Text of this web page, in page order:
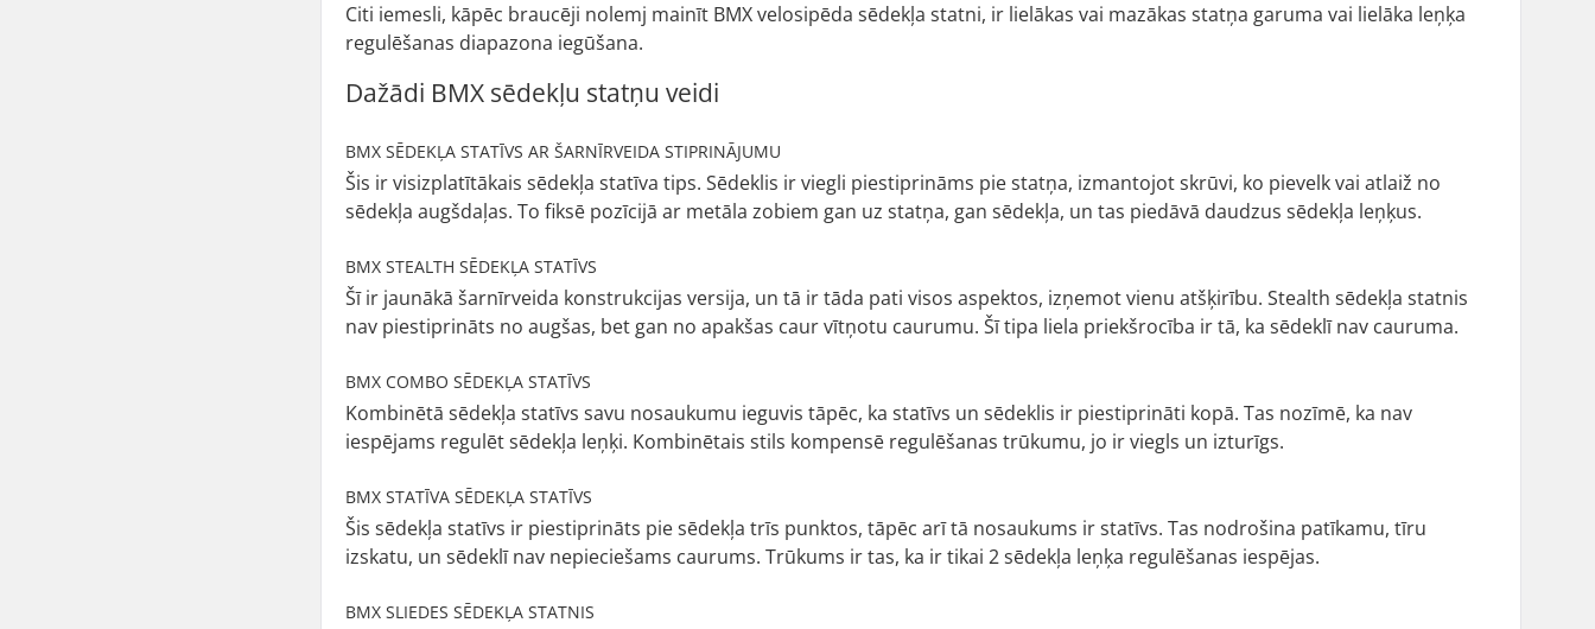
Citi iemesli, kāpēc braucēji nolemj mainīt BMX velosipēda sēdekļa statni, ir lielākas vai mazākas statņa garuma vai lielāka leņķa
regulēšanas diapazona iegūšana.
Dažādi BMX sēdekļu statņu veidi
BMX SĒDEKĻA STATĪVS AR ŠARNĪRVEIDA STIPRINĀJUMU
Šis ir visizplatītākais sēdekļa statīva tips. Sēdeklis ir viegli piestiprināms pie statņa, izmantojot skrūvi, ko pievelk vai atlaiž no
sēdekļa augšdaļas. To fiksē pozīcijā ar metāla zobiem gan uz statņa, gan sēdekļa, un tas piedāvā daudzus sēdekļa leņķus.
BMX STEALTH SĒDEKĻA STATĪVS
Šī ir jaunākā šarnīrveida konstrukcijas versija, un tā ir tāda pati visos aspektos, izņemot vienu atšķirību. Stealth sēdekļa statnis
nav piestiprināts no augšas, bet gan no apakšas caur vītņotu caurumu. Šī tipa liela priekšrocība ir tā, ka sēdeklī nav cauruma.
BMX COMBO SĒDEKĻA STATĪVS
Kombinētā sēdekļa statīvs savu nosaukumu ieguvis tāpēc, ka statīvs un sēdeklis ir piestiprināti kopā. Tas nozīmē, ka nav
iespējams regulēt sēdekļa leņķi. Kombinētais stils kompensē regulēšanas trūkumu, jo ir viegls un izturīgs.
BMX STATĪVA SĒDEKĻA STATĪVS
Šis sēdekļa statīvs ir piestiprināts pie sēdekļa trīs punktos, tāpēc arī tā nosaukums ir statīvs. Tas nodrošina patīkamu, tīru
izskatu, un sēdeklī nav nepieciešams caurums. Trūkums ir tas, ka ir tikai 2 sēdekļa leņķa regulēšanas iespējas.
BMX SLIEDES SĒDEKĻA STATNIS